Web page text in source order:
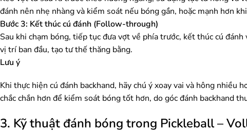
đánh nên nhẹ nhàng và kiểm soát nếu bóng gần, hoặc mạnh hơn
Bước 3: Kết thúc cú đánh (Follow-through)
Sau khi chạm bóng, tiếp tục đưa vợt về phía trước, kết thúc cú
vị trí ban đầu, tạo tư thế thăng bằng.
Lưu ý
Khi thực hiện cú đánh backhand, hãy chú ý xoay vai và hông
chắc chắn hơn để kiểm soát bóng tốt hơn, do góc đánh backhand
3. Kỹ thuật đánh bóng trong Pickleball –